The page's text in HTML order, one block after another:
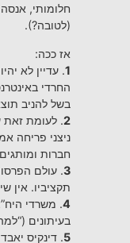
חלומותי,
(לטובה?).
אז ככה:
1. עדיין לא
החרדי
בשל להניב
2. לעומת זאת
ניצני פריחה
חברות
3. עולם
תקציביו. אין
4. משרדי
בעיתונים
5